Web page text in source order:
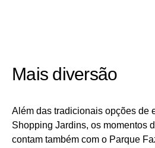
Mais diversão
Além das tradicionais opções de
Shopping Jardins, os momentos
contam também com o Parque